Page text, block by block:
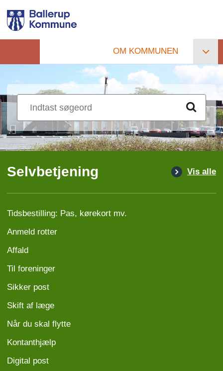
hovedindhold
Primær
navigation
OM KOMMUNEN
Selvbetjening Vis alle
Tidsbestilling: Pas, kørekort mv.
Anmeld rotter
Affald
Til foreninger
Sikker post
Skift af læge
Når du skal flytte
Kontanthjælp
Digital post